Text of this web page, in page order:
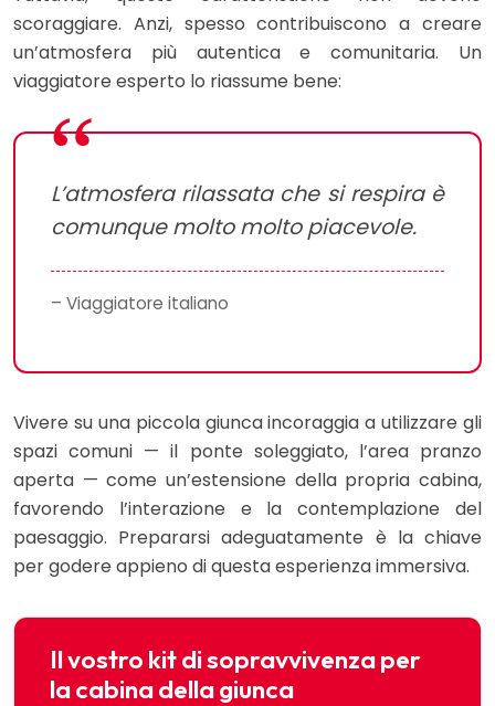
scoraggiare. Anzi, spesso contribuiscono a creare
un’atmosfera più autentica e comunitaria. Un
viaggiatore esperto lo riassume bene:
L’atmosfera rilassata che si respira è
comunque molto molto piacevole.
– Viaggiatore italiano
Vivere su una piccola giunca incoraggia a utilizzare gli
spazi comuni — il ponte soleggiato, l’area pranzo
aperta — come un’estensione della propria cabina,
favorendo l’interazione e la contemplazione del
paesaggio. Prepararsi adeguatamente è la chiave
per godere appieno di questa esperienza immersiva.
Il vostro kit di sopravvivenza per
la cabina della giunca